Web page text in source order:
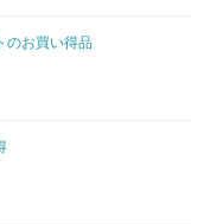
のお買い得品